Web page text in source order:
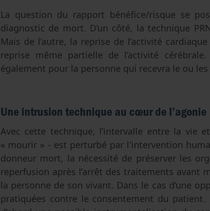
La question du rapport bénéfice/risque se
diagnostic de mort. D’un côté, la technique
Mais de l’autre, la reprise de l’activité
reprise même partielle de l’activité
également pour la personne qui recevra le ou les
Une intrusion technique au cœur de l’agonie
Avec cette technique, l’intervalle entre la vie
« mourir » - est perturbé par l’intervention
donneur mort, la nécessité de préserver les
reperfusion après l’arrêt des traitements avant
la personne de son vivant. Dans le cas d’une
pratiquées contre le consentement du